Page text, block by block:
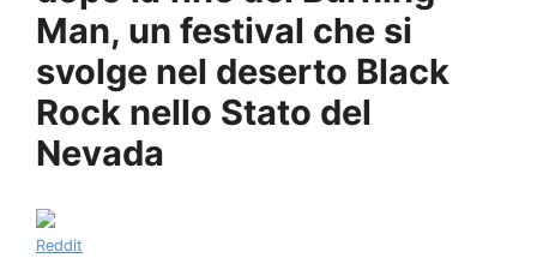
Man, un festival che si
svolge nel deserto Black
Rock nello Stato del
Nevada
Reddit